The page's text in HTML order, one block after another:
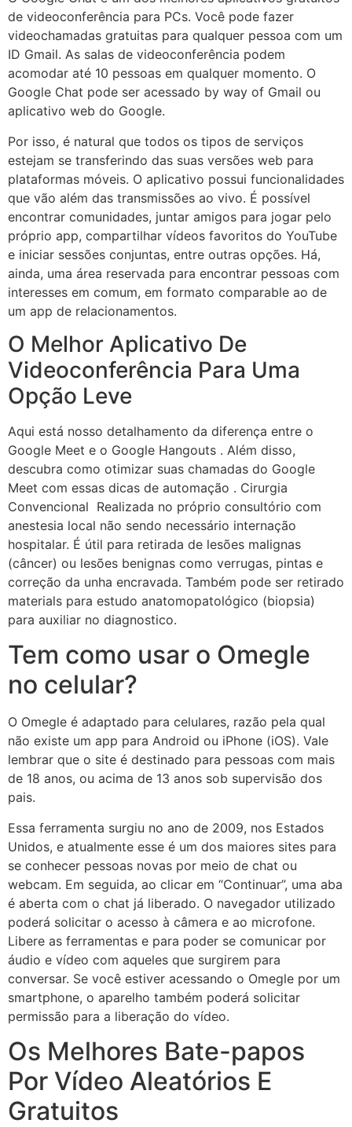
de videoconferência para PCs. Você pode fazer
videochamadas gratuitas para qualquer pessoa com um
ID Gmail. As salas de videoconferência podem
acomodar até 10 pessoas em qualquer momento. O
Google Chat pode ser acessado by way of Gmail ou
aplicativo web do Google.
Por isso, é natural que todos os tipos de serviços
estejam se transferindo das suas versões web para
plataformas móveis. O aplicativo possui funcionalidades
que vão além das transmissões ao vivo. É possível
encontrar comunidades, juntar amigos para jogar pelo
próprio app, compartilhar vídeos favoritos do YouTube
e iniciar sessões conjuntas, entre outras opções. Há,
ainda, uma área reservada para encontrar pessoas com
interesses em comum, em formato comparable ao de
um app de relacionamentos.
O Melhor Aplicativo De
Videoconferência Para Uma
Opção Leve
Aqui está nosso detalhamento da diferença entre o
Google Meet e o Google Hangouts . Além disso,
descubra como otimizar suas chamadas do Google
Meet com essas dicas de automação . Cirurgia
Convencional Realizada no próprio consultório com
anestesia local não sendo necessário internação
hospitalar. É útil para retirada de lesões malignas
(câncer) ou lesões benignas como verrugas, pintas e
correção da unha encravada. Também pode ser retirado
materials para estudo anatomopatológico (biopsia)
para auxiliar no diagnostico.
Tem como usar o Omegle
no celular?
O Omegle é adaptado para celulares, razão pela qual
não existe um app para Android ou iPhone (iOS). Vale
lembrar que o site é destinado para pessoas com mais
de 18 anos, ou acima de 13 anos sob supervisão dos
pais.
Essa ferramenta surgiu no ano de 2009, nos Estados
Unidos, e atualmente esse é um dos maiores sites para
se conhecer pessoas novas por meio de chat ou
webcam. Em seguida, ao clicar em “Continuar”, uma aba
é aberta com o chat já liberado. O navegador utilizado
poderá solicitar o acesso à câmera e ao microfone.
Libere as ferramentas e para poder se comunicar por
áudio e vídeo com aqueles que surgirem para
conversar. Se você estiver acessando o Omegle por um
smartphone, o aparelho também poderá solicitar
permissão para a liberação do vídeo.
Os Melhores Bate-papos
Por Vídeo Aleatórios E
Gratuitos